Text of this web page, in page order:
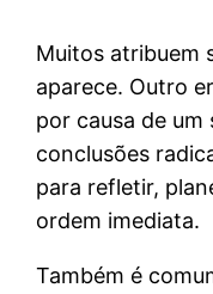
Muitos atribuem
aparece. Outro
por causa de um
conclusões
para refletir,
ordem imediata.
Também é